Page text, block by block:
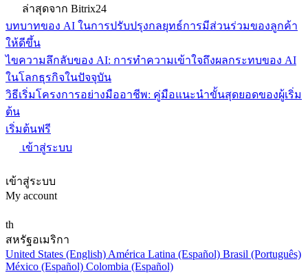
ล่าสุดจาก Bitrix24
บทบาทของ AI ในการปรับปรุงกลยุทธ์การมีส่วนร่วมของลูกค้า
ให้ดีขึ้น
ไขความลึกลับของ AI: การทำความเข้าใจถึงผลกระทบของ AI
ในโลกธุรกิจในปัจจุบัน
วิธีเริ่มโครงการอย่างมืออาชีพ: คู่มือแนะนำขั้นสุดยอดของผู้เริ่ม
ต้น
เริ่มต้นฟรี
เข้าสู่ระบบ
เข้าสู่ระบบ
My account
th
สหรัฐอเมริกา
United States (English) América Latina (Español) Brasil (Português)
México (Español) Colombia (Español)